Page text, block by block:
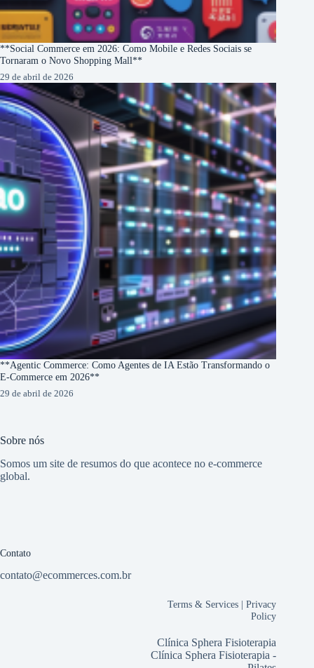
**Social Commerce em 2026: Como Mobile e Redes Sociais se
Tornaram o Novo Shopping Mall**
29 de abril de 2026
**Agentic Commerce: Como Agentes de IA Estão Transformando o
E-Commerce em 2026**
29 de abril de 2026
Sobre nós
Somos um site de resumos do que acontece no e-commerce
global.
Contato
contato@ecommerces.com.br
Terms & Services |Privacy
Policy
Clínica Sphera Fisioterapia
Clínica Sphera Fisioterapia -